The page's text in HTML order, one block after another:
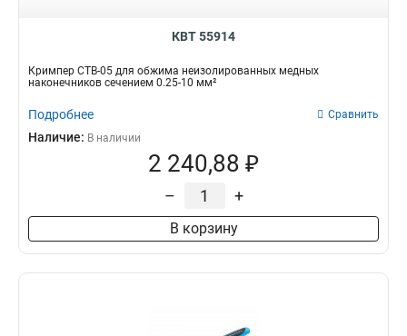
КВТ 55914
Кримпер CTB-05 для обжима неизолированных медных
наконечников сечением 0.25-10 мм²
Подробнее Сравнить
Наличие: В наличии
2 240,88 ₽
– +
В корзину